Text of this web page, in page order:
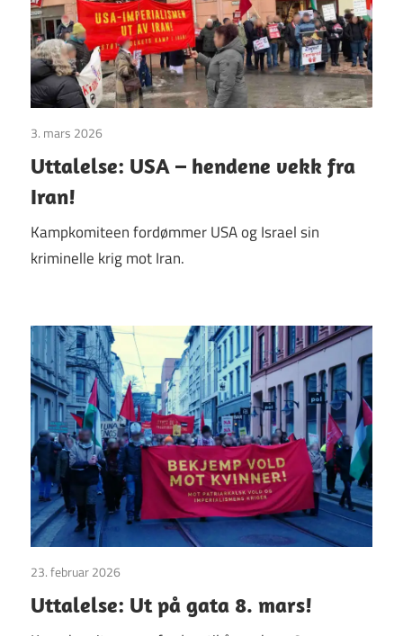
3. mars 2026
Uttalelse: USA – hendene vekk fra
Iran!
Kampkomiteen fordømmer USA og Israel sin
kriminelle krig mot Iran.
23. februar 2026
Uttalelse: Ut på gata 8. mars!